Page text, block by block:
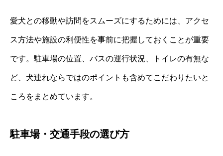
愛犬との移動や訪問をスムーズにするためには、アクセ
ス方法や施設の利便性を事前に把握しておくことが重要
です。駐車場の位置、バスの運行状況、トイレの有無な
ど、犬連れならではのポイントも含めてこだわりたいと
ころをまとめています。
駐車場・交通手段の選び方